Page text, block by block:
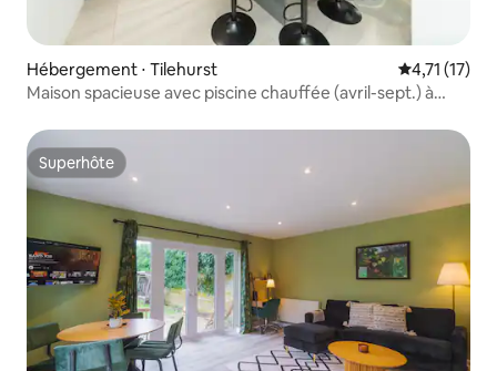
Hébergement ⋅ Tilehurst Évaluation
4,71 (17)
Maison spacieuse avec piscine chauffée (avril-sept.) à
Superhôte
Superhôte